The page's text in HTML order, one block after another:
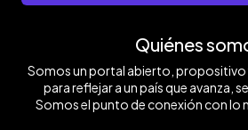
Quiénes
Somos un portal abierto,
para reflejar a un país que avanza,
Somos el punto de conexión con lo